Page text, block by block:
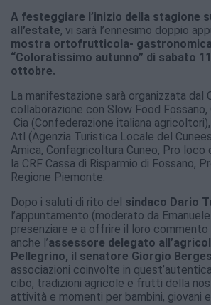
A festeggiare l’inizio della stagione
all’estate, vi sarà l’ennesimo doppio
mostra ortofrutticola-
“Coloratissimo autunno” di sabato
ottobre.
La manifestazione sarà organizzata dal
collaborazione con Slow Food
Cia (Confederazione italiana
Atl (Agenzia Turistica Locale del
Amica, Confagricoltura Cuneo, Pro loco
la CRF Cassa di Risparmio di Fossano,
Regione Piemonte.
Dopo i saluti di rito del sindaco Dario
l’appuntamento (moderato da
presenziare e a offrire il loro commento
anche l’assessore delegato
Pellegrino, il senatore Giorgio
associazioni coinvolte in
cibo, tradizioni agricole e frutti della
attività e momenti per bambini, giovani